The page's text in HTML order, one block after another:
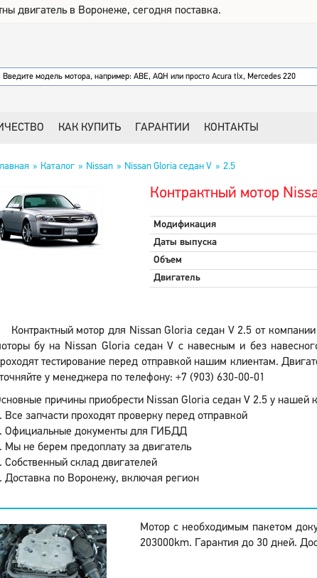
двигатель в Воронеже, сегодня поставка.
КАК КУПИТЬ ГАРАНТИИ КОНТАКТЫ
Каталог Nissan Nissan Gloria седан V 2.5
Контрактный мотор
Модификация
Даты выпуска
Объем
Двигатель
Контрактный мотор для Nissan Gloria седан V 2.5 от
бу на Nissan Gloria седан V с навесным и без
тестирование перед отправкой нашим клиентам.
у менеджера по телефону: +7 (903) 630-00-01
причины приобрести Nissan Gloria седан V 2.5 у нашей
Все запчасти проходят проверку перед отправкой
Официальные документы для ГИБДД
Мы не берем предоплату за двигатель
Собственный склад двигателей
Доставка по Воронежу, включая регион
Мотор с необходимым пакетом
203000km. Гарантия до 30 дней.